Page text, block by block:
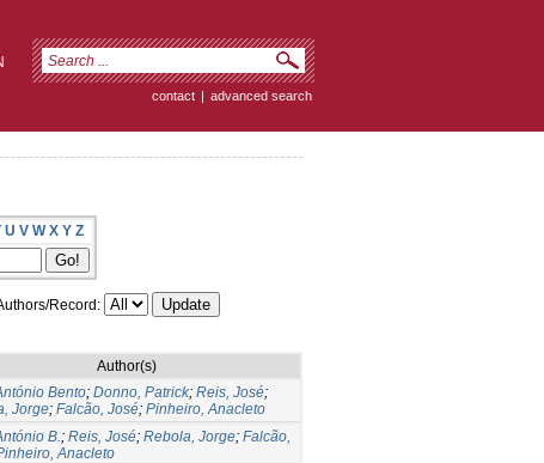
contact | advanced search
U V W X Y Z
Record:
Author(s)
Bento; Donno, Patrick; Reis, José;
Jorge; Falcão, José; Pinheiro, Anacleto
B.; Reis, José; Rebola, Jorge; Falcão,
Anacleto